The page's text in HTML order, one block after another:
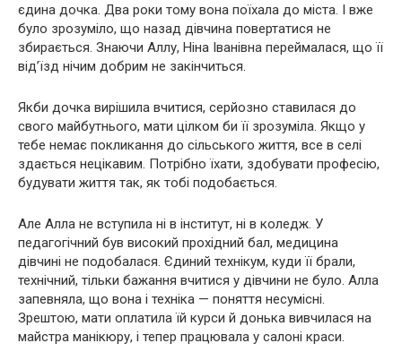
єдина дочка. Два роки тому вона поїхала до міста. І вже
було зрозуміло, що назад дівчина повертатися не
збирається. Знаючи Аллу, Ніна Іванівна переймалася, що її
від’їзд нічим добрим не закінчиться.
Якби дочка вирішила вчитися, серйозно ставилася до
свого майбутнього, мати цілком би її зрозуміла. Якщо у
тебе немає покликання до сільського життя, все в селі
здається нецікавим. Потрібно їхати, здобувати професію,
будувати життя так, як тобі подобається.
Але Алла не вступила ні в інститут, ні в коледж. У
педагогічний був високий прохідний бал, медицина
дівчині не подобалася. Єдиний технікум, куди її брали,
технічний, тільки бажання вчитися у дівчини не було. Алла
запевняла, що вона і техніка — поняття несумісні.
Зрештою, мати оплатила їй курси й донька вивчилася на
майстра манікюру, і тепер працювала у салоні краси.